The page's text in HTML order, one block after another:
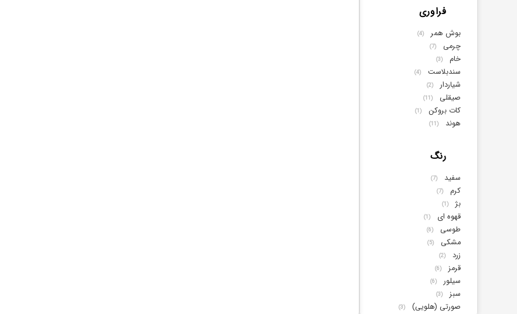
فراوری
بوش همر (4)
چرمی (7)
خام (3)
سندبلاست (4)
شیاردار (2)
صیقلی (11)
کات بروکن (1)
هوند (11)
رنگ
سفید (7)
کرم (7)
بژ (1)
قهوه ای (1)
طوسی (6)
مشکی (5)
زرد (2)
قرمز (6)
سیلور (6)
سبز (3)
صورتی (هلویی) (3)